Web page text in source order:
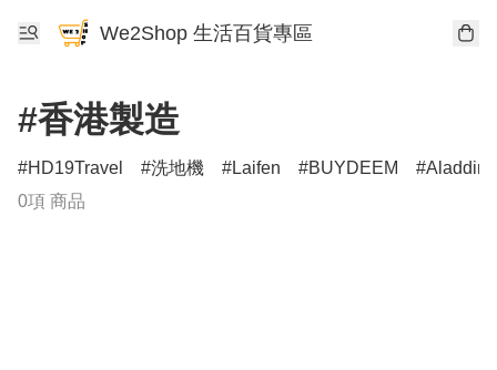
We2Shop 生活百貨專區
#香港製造
HD19Travel 洗地機 Laifen BUYDEEM
Aladdin
0項 商品